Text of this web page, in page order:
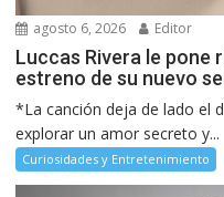
agosto 6, 2026 Editor
Luccas Rivera le pone
estreno de su nuevo
*La canción deja de lado el
explorar un amor secreto y...
Curiosidades y Entretenimiento